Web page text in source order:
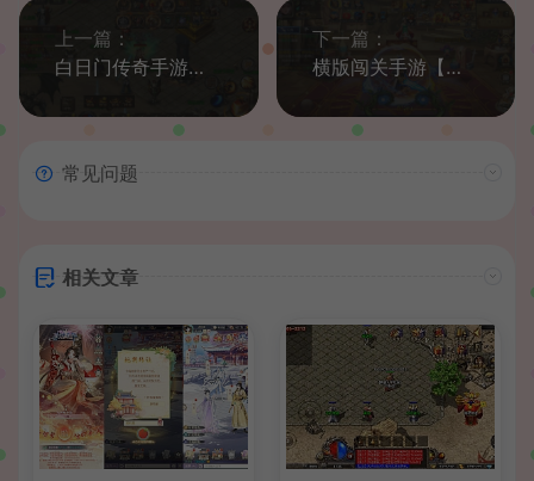
上一篇：
白日门传奇手游【龙城霸业三职业】最新整理Win系特色服务端+安卓苹果双端+GM后台+详细搭建教程
下一篇：
横版闯关手游【情怀之星空阿拉德2.0】最新整理Linux手工服务端+中文配套表+WEB管理后台+GM授权后台+安卓苹果双端+详细搭建教程
常见问题
相关文章